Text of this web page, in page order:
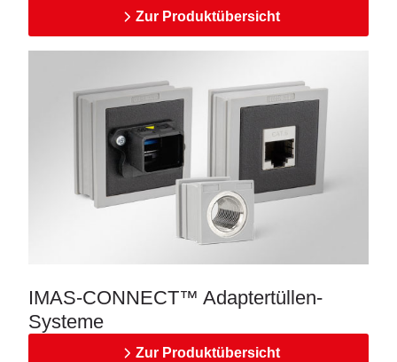
Zur Produktübersicht
IMAS-CONNECT™ Adaptertüllen-
Systeme
Zur Produktübersicht